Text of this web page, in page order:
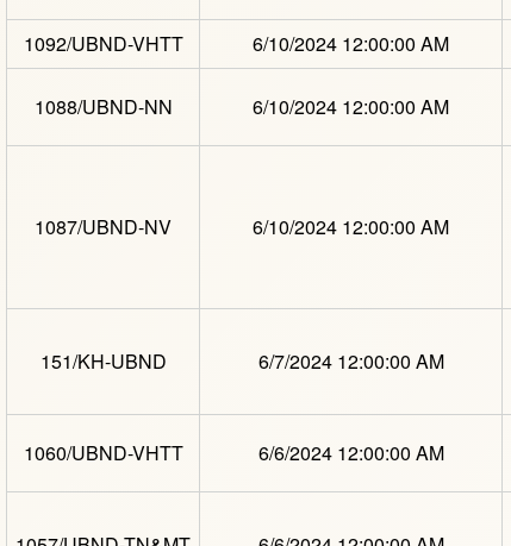
1092/UBND-VHTT
6/10/2024 12:00:00 AM
1088/UBND-NN 6/10/2024 12:00:00 AM
1087/UBND-NV 6/10/2024 12:00:00 AM
151/KH-UBND 6/7/2024 12:00:00 AM
1060/UBND-VHTT 6/6/2024 12:00:00 AM